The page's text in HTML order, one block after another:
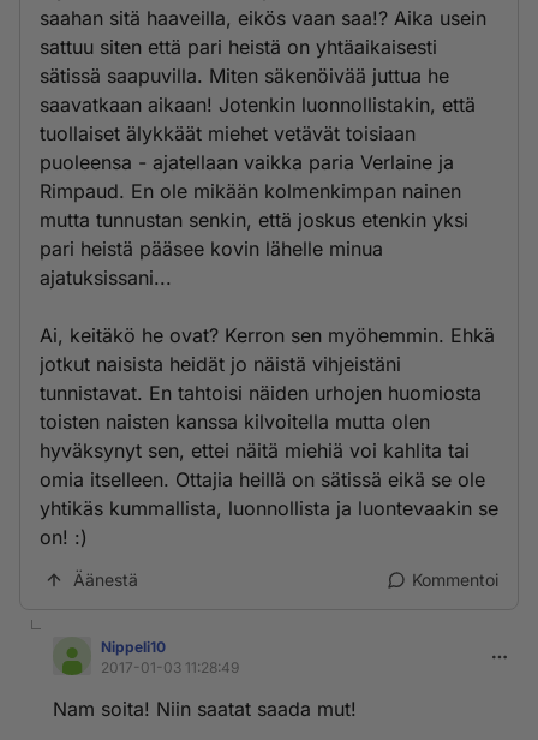
saahan sitä haaveilla, eikös vaan saa!? Aika usein
sattuu siten että pari heistä on yhtäaikaisesti
sätissä saapuvilla. Miten säkenöivää juttua he
saavatkaan aikaan! Jotenkin luonnollistakin, että
tuollaiset älykkäät miehet vetävät toisiaan
puoleensa - ajatellaan vaikka paria Verlaine ja
Rimpaud. En ole mikään kolmenkimpan nainen
mutta tunnustan senkin, että joskus etenkin yksi
pari heistä pääsee kovin lähelle minua
ajatuksissani...
Ai, keitäkö he ovat? Kerron sen myöhemmin. Ehkä
jotkut naisista heidät jo näistä vihjeistäni
tunnistavat. En tahtoisi näiden urhojen huomiosta
toisten naisten kanssa kilvoitella mutta olen
hyväksynyt sen, ettei näitä miehiä voi kahlita tai
omia itselleen. Ottajia heillä on sätissä eikä se ole
yhtikäs kummallista, luonnollista ja luontevaakin se
on! :)
Äänestä Kommentoi
Nippeli10
2017-01-03 11:28:49
Nam soita! Niin saatat saada mut!